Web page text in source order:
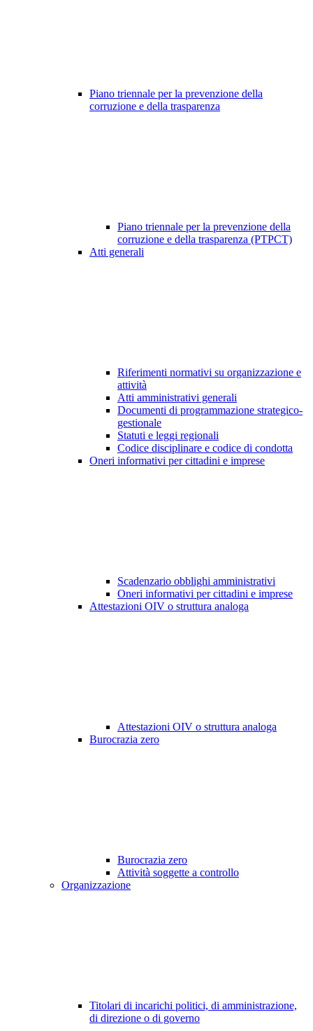
Piano triennale per la prevenzione della
corruzione e della trasparenza
Piano triennale per la prevenzione della
corruzione e della trasparenza (PTPCT)
Atti generali
Riferimenti normativi su organizzazione e
attività
Atti amministrativi generali
Documenti di programmazione strategico-
gestionale
Statuti e leggi regionali
Codice disciplinare e codice di condotta
Oneri informativi per cittadini e imprese
Scadenzario obblighi amministrativi
Oneri informativi per cittadini e imprese
Attestazioni OIV o struttura analoga
Attestazioni OIV o struttura analoga
Burocrazia zero
Burocrazia zero
Attività soggette a controllo
Organizzazione
Titolari di incarichi politici, di amministrazione,
di direzione o di governo